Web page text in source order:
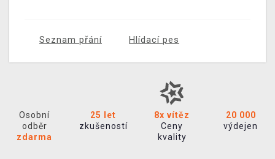
Seznam přání Hlídací pes
Osobní
odběr
zdarma
25 let
zkušeností
8x vítěz
Ceny
kvality
20 000
výdejen